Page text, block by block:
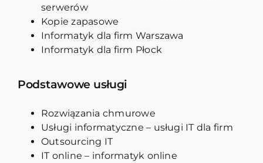
serwerów
Kopie zapasowe
Informatyk dla firm Warszawa
Informatyk dla firm Płock
Podstawowe usługi
Rozwiązania chmurowe
Usługi informatyczne – usługi IT dla firm
Outsourcing IT
IT online – informatyk online